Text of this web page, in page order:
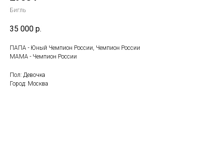
Бигль
35 000 р.
ПАПА - Юный Чемпион России, Чемпион России
МАМА - Чемпион России
Пол: Девочка
Город: Москва